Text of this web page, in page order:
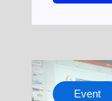
Event